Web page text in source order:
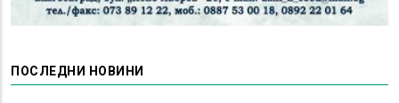
ПОСЛЕДНИ НОВИНИ